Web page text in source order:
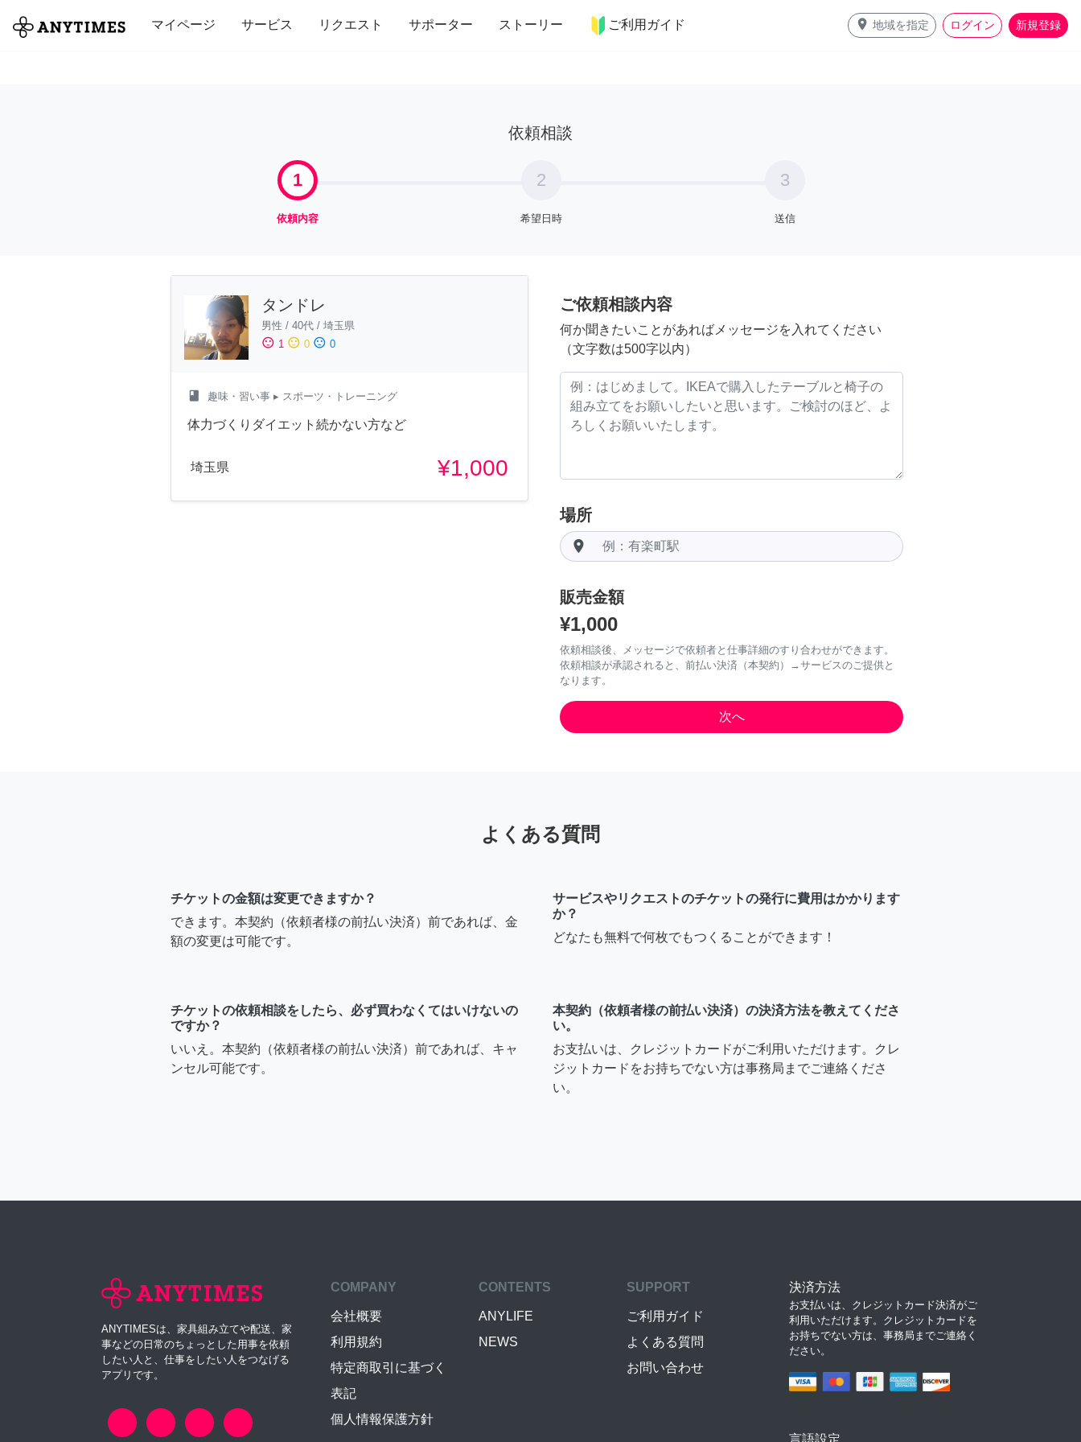
マイページ サービス リクエスト サポーター ストーリー ご利用ガイド place 地域を指定 ログイン 新規登録
全て 修理・組立 家事 引っ越し インテリア 趣味・習い事 ペット 料理
依頼相談
1
依頼内容
2
希望日時
3
送信
タンドレ
男性 / 40代 / 埼玉県
sentiment_satisfied 1 sentiment_neutral 0 sentiment_dissatisfied 0
class 趣味・習い事 ▸ スポーツ・トレーニング
体力づくりダイエット続かない方など
埼玉県 ¥1,000
ご依頼相談内容
何か聞きたいことがあればメッセージを入れてください
（文字数は500字以内）
場所
room
販売金額
¥1,000
依頼相談後、メッセージで依頼者と仕事詳細のすり合わせができます。
依頼相談が承認されると、前払い決済（本契約）→サービスのご提供と
なります。
よくある質問
チケットの金額は変更できますか？
できます。本契約（依頼者様の前払い決済）前であれば、金
額の変更は可能です。
サービスやリクエストのチケットの発行に費用はかかります
か？
どなたも無料で何枚でもつくることができます！
チケットの依頼相談をしたら、必ず買わなくてはいけないの
ですか？
いいえ。本契約（依頼者様の前払い決済）前であれば、キャ
ンセル可能です。
本契約（依頼者様の前払い決済）の決済方法を教えてくださ
い。
お支払いは、クレジットカードがご利用いただけます。クレ
ジットカードをお持ちでない方は事務局までご連絡くださ
い。
ANYTIMESは、家具組み立てや配送、家
事などの日常のちょっとした用事を依頼
したい人と、仕事をしたい人をつなげる
アプリです。
COMPANY
会社概要
利用規約
特定商取引に基づく
表記
個人情報保護方針
CONTENTS
ANYLIFE
NEWS
SUPPORT
ご利用ガイド
よくある質問
お問い合わせ
決済方法
お支払いは、クレジットカード決済がご
利用いただけます。クレジットカードを
お持ちでない方は、事務局までご連絡く
ださい。
言語設定